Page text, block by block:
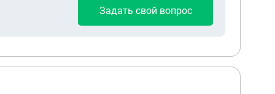
Задать свой вопрос